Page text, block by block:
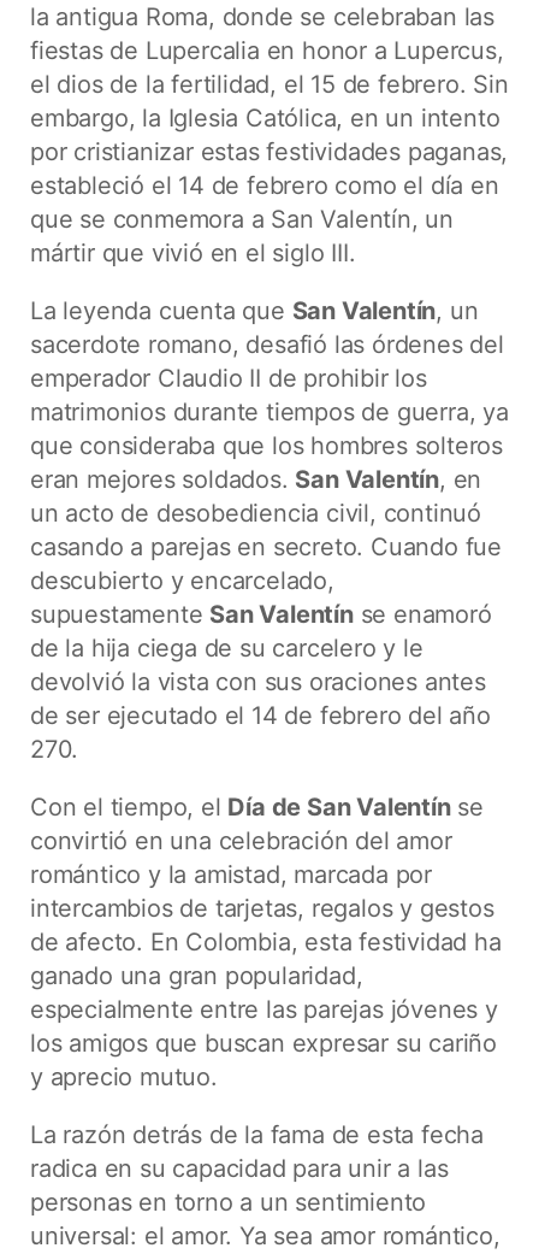
la antigua Roma, donde se celebraban las
fiestas de Lupercalia en honor a Lupercus,
el dios de la fertilidad, el 15 de febrero. Sin
embargo, la Iglesia Católica, en un intento
por cristianizar estas festividades paganas,
estableció el 14 de febrero como el día en
que se conmemora a San Valentín, un
mártir que vivió en el siglo III.
La leyenda cuenta que San Valentín, un
sacerdote romano, desafió las órdenes del
emperador Claudio II de prohibir los
matrimonios durante tiempos de guerra, ya
que consideraba que los hombres solteros
eran mejores soldados. San Valentín, en
un acto de desobediencia civil, continuó
casando a parejas en secreto. Cuando fue
descubierto y encarcelado,
supuestamente San Valentínse enamoró
de la hija ciega de su carcelero y le
devolvió la vista con sus oraciones antes
de ser ejecutado el 14 de febrero del año
270.
Con el tiempo, el Día de San Valentínse
convirtió en una celebración del amor
romántico y la amistad, marcada por
intercambios de tarjetas, regalos y gestos
de afecto. En Colombia, esta festividad ha
ganado una gran popularidad,
especialmente entre las parejas jóvenes y
los amigos que buscan expresar su cariño
y aprecio mutuo.
La razón detrás de la fama de esta fecha
radica en su capacidad para unir a las
personas en torno a un sentimiento
universal: el amor. Ya sea amor romántico,